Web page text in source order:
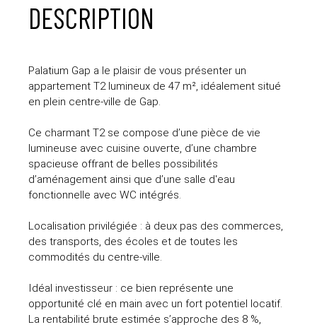
DESCRIPTION
Palatium Gap a le plaisir de vous présenter un
appartement T2 lumineux de 47 m², idéalement situé
en plein centre-ville de Gap.
Ce charmant T2 se compose d’une pièce de vie
lumineuse avec cuisine ouverte, d’une chambre
spacieuse offrant de belles possibilités
d’aménagement ainsi que d’une salle d'eau
fonctionnelle avec WC intégrés.
Localisation privilégiée : à deux pas des commerces,
des transports, des écoles et de toutes les
commodités du centre-ville.
Idéal investisseur : ce bien représente une
opportunité clé en main avec un fort potentiel locatif.
La rentabilité brute estimée s’approche des 8 %,